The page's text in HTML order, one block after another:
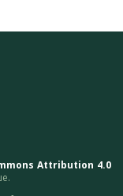
Attribution 4.0